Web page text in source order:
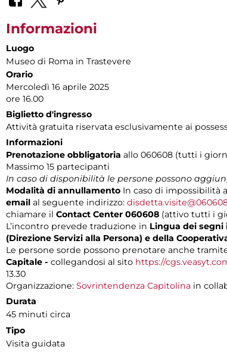
Informazioni
Luogo
Museo di Roma in Trastevere
Orario
Mercoledì 16 aprile 2025
ore 16.00
Biglietto d'ingresso
Attività gratuita riservata esclusivamente ai
Informazioni
Prenotazione obbligatoria allo 060608 (tutti i
Massimo 15 partecipanti
In caso di disponibilità le persone possono
Modalità di annullamento In caso di impossibilità
email al seguente indirizzo:
chiamare il Contact Center 060608 (attivo tutti i
L’incontro prevede traduzione in Lingua dei segni
(Direzione Servizi alla Persona) e della
Le persone sorde possono prenotare anche
Capitale - collegandosi al sito https://
13.30
Organizzazione: Sovrintendenza Capitolina in
Durata
45 minuti circa
Tipo
Visita guidata